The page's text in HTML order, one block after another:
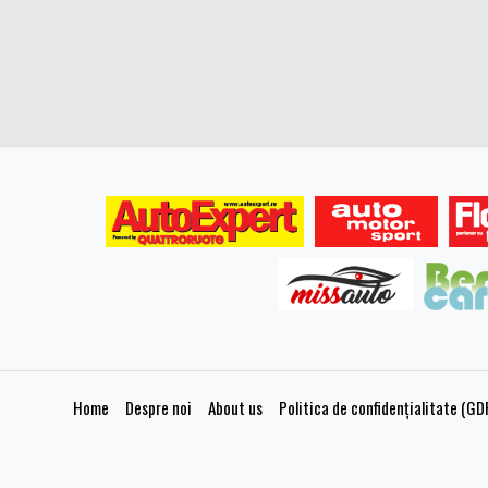
Home Despre noi About us Politica de confidențialitate